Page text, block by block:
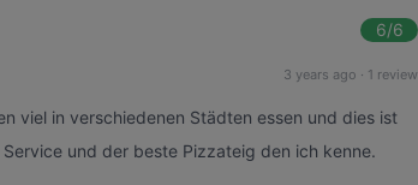
6/6
3 years ago · 1 review
viel in verschiedenen Städten essen und dies ist
und der beste Pizzateig den ich kenne.